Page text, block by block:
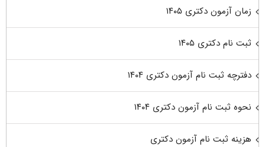
زمان آزمون دکتری ۱۴۰۵
ثبت نام دکتری ۱۴۰۵
دفترچه ثبت نام آزمون دکتری ۱۴۰۴
نحوه ثبت نام آزمون دکتری ۱۴۰۴
هزینه ثبت نام آزمون دکتری